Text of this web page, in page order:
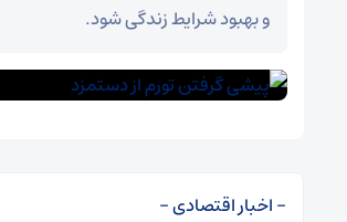
و بهبود شرایط زندگی شود.
– اخبار اقتصادی –